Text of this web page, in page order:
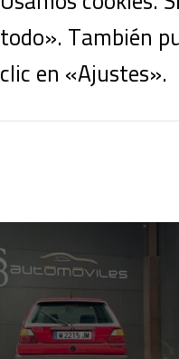
todo». También
clic en «Ajustes».